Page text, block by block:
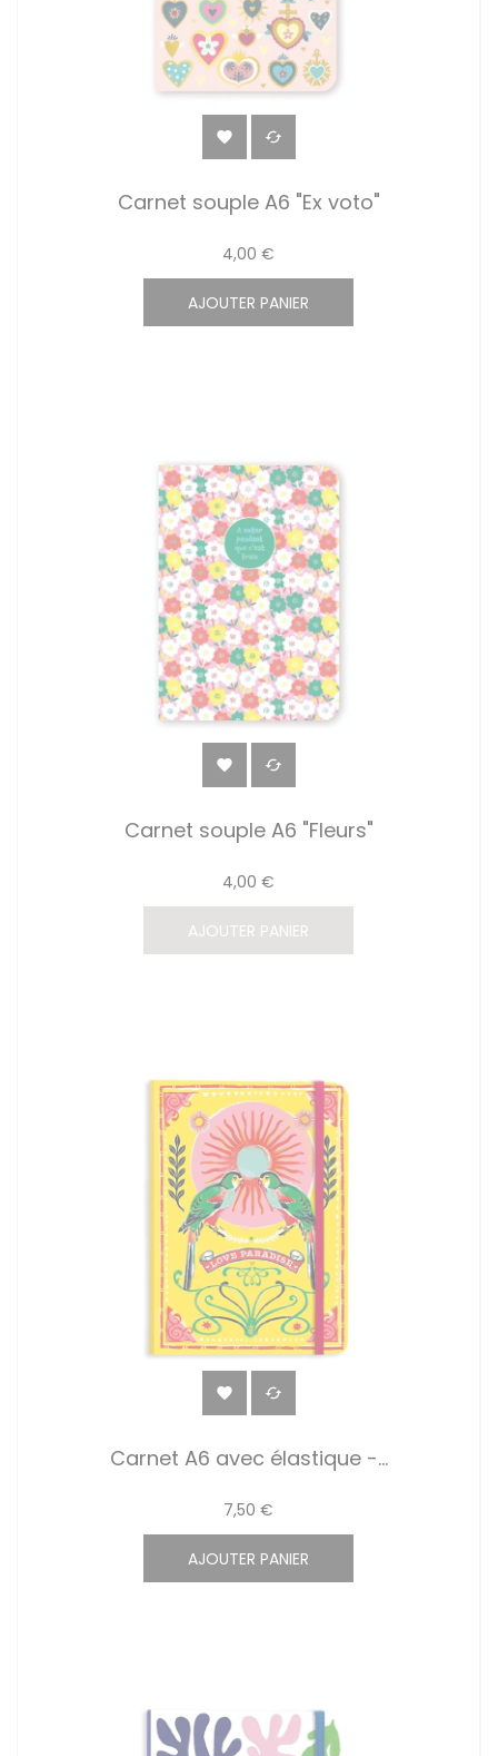
 
Carnet souple A6 "Ex voto"
4,00 €
AJOUTER PANIER
 
Carnet souple A6 "Fleurs"
4,00 €
AJOUTER PANIER
 
Carnet A6 avec élastique -...
7,50 €
AJOUTER PANIER